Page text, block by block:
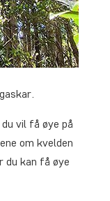
vil få øye på
om kvelden
du kan få øye